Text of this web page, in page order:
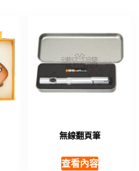
無線翻頁筆
查看內容